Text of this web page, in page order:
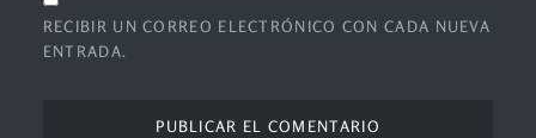
RECIBIR UN CORREO ELECTRÓNICO CON CADA NUEVA
ENTRADA.